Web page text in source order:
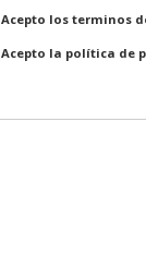
Acepto los terminos
Acepto la política de